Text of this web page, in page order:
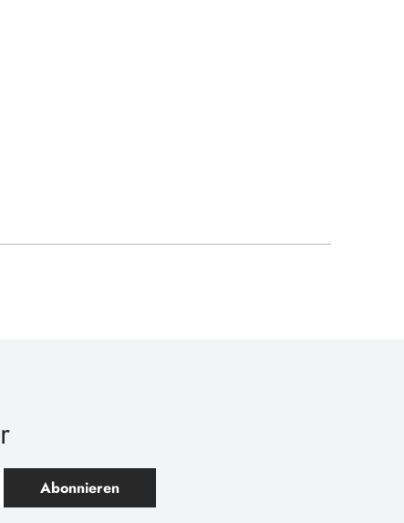
Abonnieren